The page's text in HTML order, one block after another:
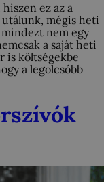
ez az a
mégis heti
nem egy
a saját heti
is költségekbe
a legolcsóbb